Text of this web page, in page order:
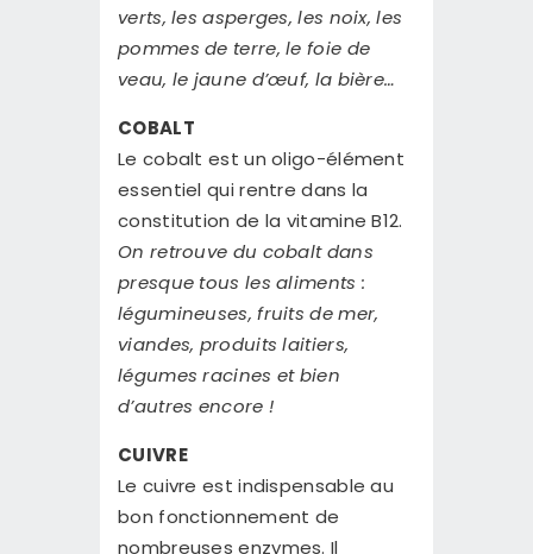
verts, les asperges, les noix, les
pommes de terre, le foie de
veau, le jaune d’œuf, la bière…
COBALT
Le cobalt est un oligo-élément
essentiel qui rentre dans la
constitution de la vitamine B12.
On retrouve du cobalt dans
presque tous les aliments :
légumineuses, fruits de mer,
viandes, produits laitiers,
légumes racines et bien
d’autres encore !
CUIVRE
Le cuivre est indispensable au
bon fonctionnement de
nombreuses enzymes. Il